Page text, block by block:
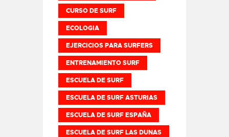
CURSO DE SURF
ECOLOGIA
EJERCICIOS PARA SURFERS
ENTRENAMIENTO SURF
ESCUELA DE SURF
ESCUELA DE SURF ASTURIAS
ESCUELA DE SURF ESPAÑA
ESCUELA DE SURF LAS DUNAS